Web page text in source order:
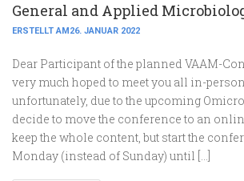
General and Applied
ERSTELLT AM26. JANUAR 2022
Dear Participant of the planned VAAM-
very much hoped to meet you all in-
unfortunately, due to the upcoming
decide to move the conference to an
keep the whole content, but start the
Monday (instead of Sunday) until […]